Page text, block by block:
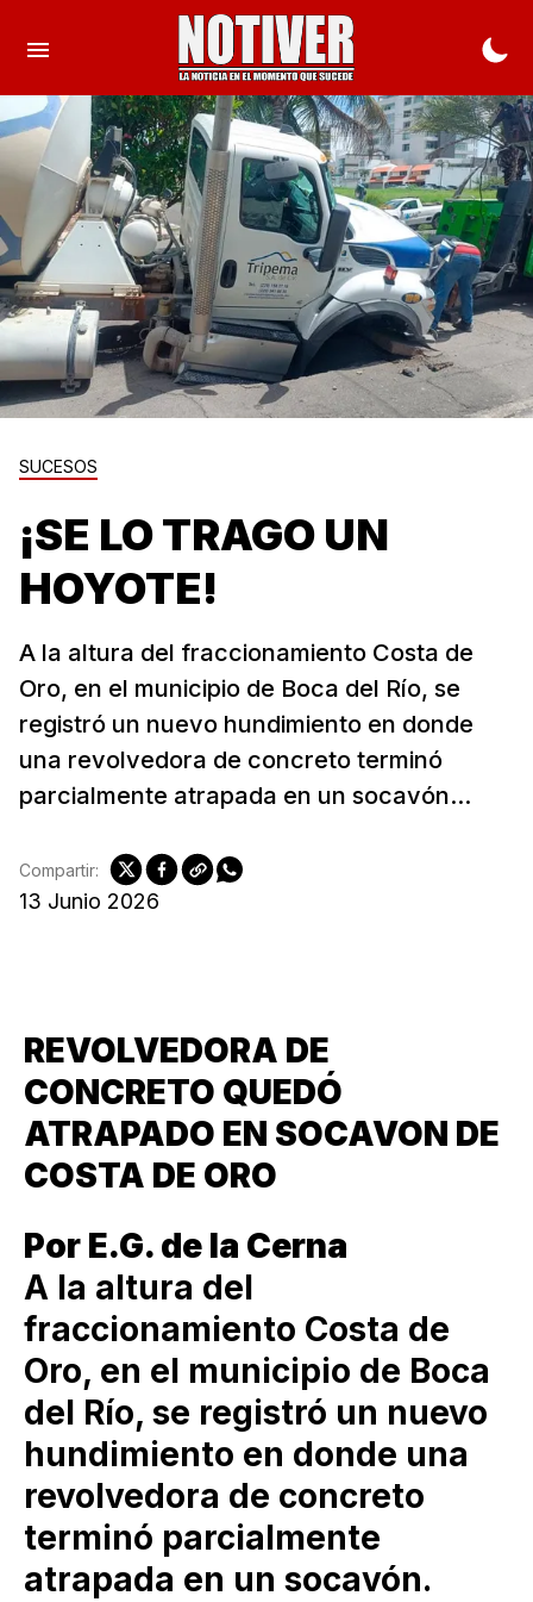
SUCESOS
¡SE LO TRAGO UN
HOYOTE!
A la altura del fraccionamiento Costa de
Oro, en el municipio de Boca del Río, se
registró un nuevo hundimiento en donde
una revolvedora de concreto terminó
parcialmente atrapada en un socavón...
13 Junio 2026
Compartir:
REVOLVEDORA DE
CONCRETO QUEDÓ
ATRAPADO EN SOCAVON DE
COSTA DE ORO
Por E.G. de la Cerna
A la altura del
fraccionamiento Costa de
Oro, en el municipio de Boca
del Río, se registró un nuevo
hundimiento en donde una
revolvedora de concreto
terminó parcialmente
atrapada en un socavón.